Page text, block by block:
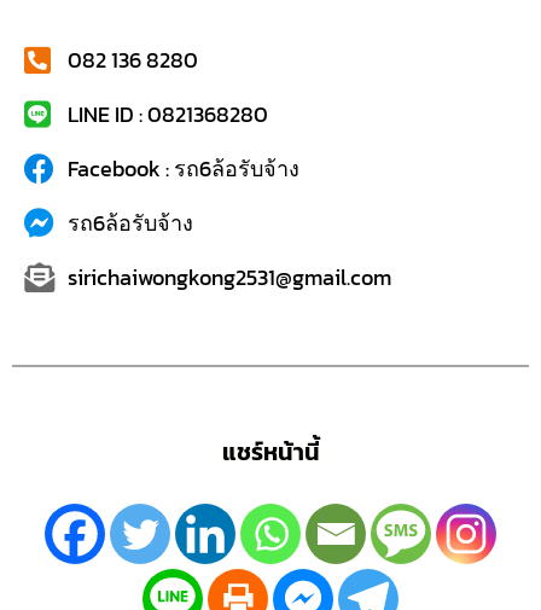
082 136 8280
LINE ID : 0821368280
Facebook : รถ6ล้อรับจ้าง
รถ6ล้อรับจ้าง
sirichaiwongkong2531@gmail.com
แชร์หน้านี้